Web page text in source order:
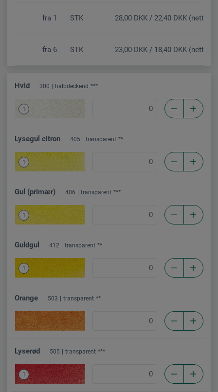
fra 1 STK 28,00 DKK / 22,40 DKK (netto)
fra 6 STK 23,00 DKK / 18,40 DKK (netto)
Hvid 300 halbdeckend ***
1
Lysegul citron 405 transparent **
1
Gul (primær) 406 transparent ***
1
Guldgul 412 transparent **
1
Orange 503 transparent **
Lyserød 505 transparent ***
1